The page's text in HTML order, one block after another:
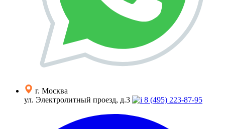
г. Москва
ул. Электролитный проезд, д.3
8 (495) 223-87-95